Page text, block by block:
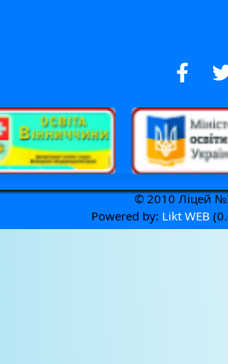
© 2010 Ліцей
Powered by: Likt WEB